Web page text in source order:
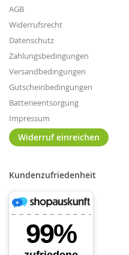
AGB
Widerrufsrecht
Datenschutz
Zahlungsbedingungen
Versandbedingungen
Gutscheinbedingungen
Batterieentsorgung
Impressum
Widerruf einreichen
Kundenzufriedenheit